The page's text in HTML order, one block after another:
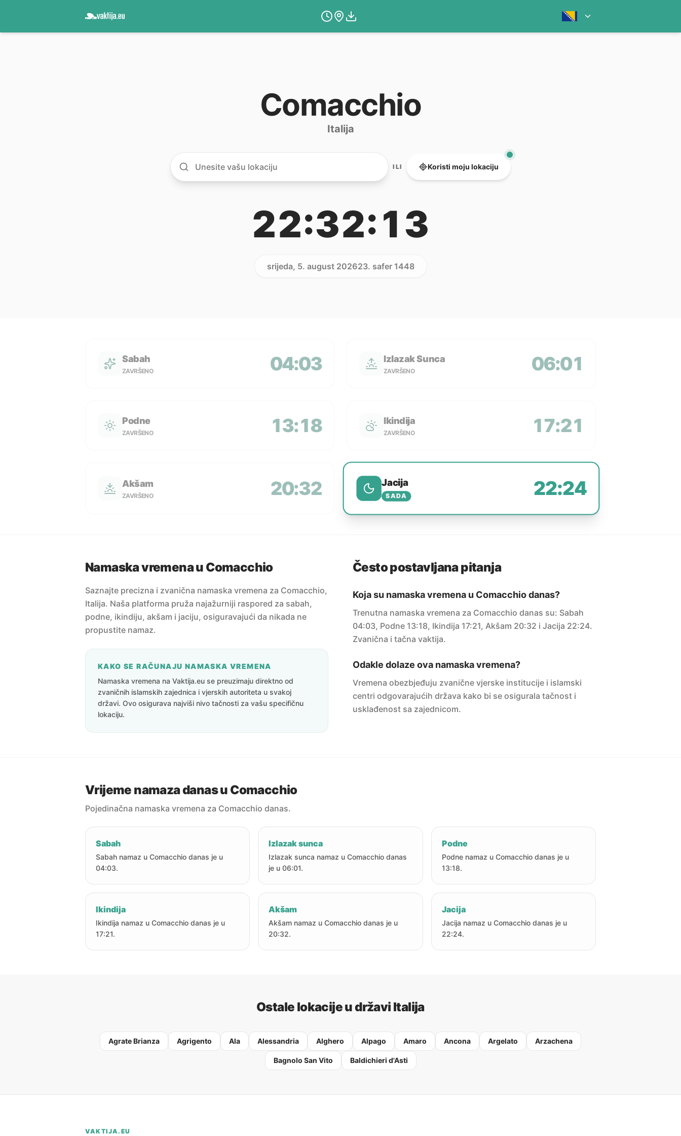
Comacchio
Italija
ILI Koristi moju lokaciju
22:32:13
srijeda, 5. august 202623. safer 1448
Sabah
ZAVRŠENO 04:03 Izlazak Sunca
ZAVRŠENO 06:01
Podne
ZAVRŠENO 13:18 Ikindija
ZAVRŠENO 17:21
Akšam
ZAVRŠENO 20:32 Jacija
SADA 22:24
Namaska vremena u Comacchio
Saznajte precizna i zvanična namaska vremena za Comacchio,
Italija. Naša platforma pruža najažurniji raspored za sabah,
podne, ikindiju, akšam i jaciju, osiguravajući da nikada ne
propustite namaz.
KAKO SE RAČUNAJU NAMASKA VREMENA
Namaska vremena na Vaktija.eu se preuzimaju direktno od
zvaničnih islamskih zajednica i vjerskih autoriteta u svakoj
državi. Ovo osigurava najviši nivo tačnosti za vašu specifičnu
lokaciju.
Često postavljana pitanja
Koja su namaska vremena u Comacchio danas?
Trenutna namaska vremena za Comacchio danas su: Sabah
04:03, Podne 13:18, Ikindija 17:21, Akšam 20:32 i Jacija 22:24.
Zvanična i tačna vaktija.
Odakle dolaze ova namaska vremena?
Vremena obezbjeđuju zvanične vjerske institucije i islamski
centri odgovarajućih država kako bi se osigurala tačnost i
usklađenost sa zajednicom.
Vrijeme namaza danas u Comacchio
Pojedinačna namaska vremena za Comacchio danas.
Sabah
Sabah namaz u Comacchio danas je u
04:03.
Izlazak sunca
Izlazak sunca namaz u Comacchio danas
je u 06:01.
Podne
Podne namaz u Comacchio danas je u
13:18.
Ikindija
Ikindija namaz u Comacchio danas je u
17:21.
Akšam
Akšam namaz u Comacchio danas je u
20:32.
Jacija
Jacija namaz u Comacchio danas je u
22:24.
Ostale lokacije u državi Italija
Agrate Brianza Agrigento Ala Alessandria Alghero Alpago Amaro Ancona Argelato Arzachena
Bagnolo San Vito Baldichieri d'Asti
VAKTIJA.EU